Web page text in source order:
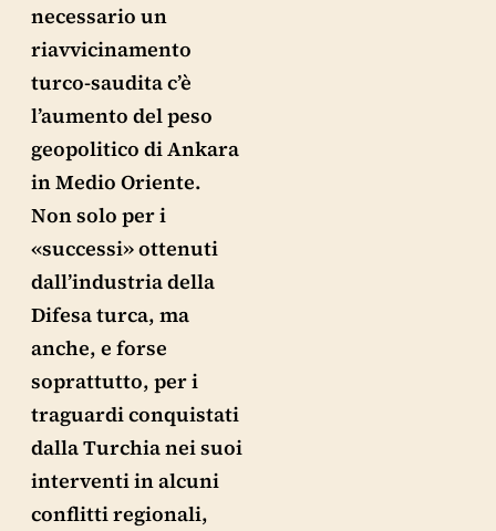
necessario un
riavvicinamento
turco-saudita c’è
l’aumento del peso
geopolitico di Ankara
in Medio Oriente.
Non solo per i
«successi» ottenuti
dall’industria della
Difesa turca, ma
anche, e forse
soprattutto, per i
traguardi conquistati
dalla Turchia nei suoi
interventi in alcuni
conflitti regionali,